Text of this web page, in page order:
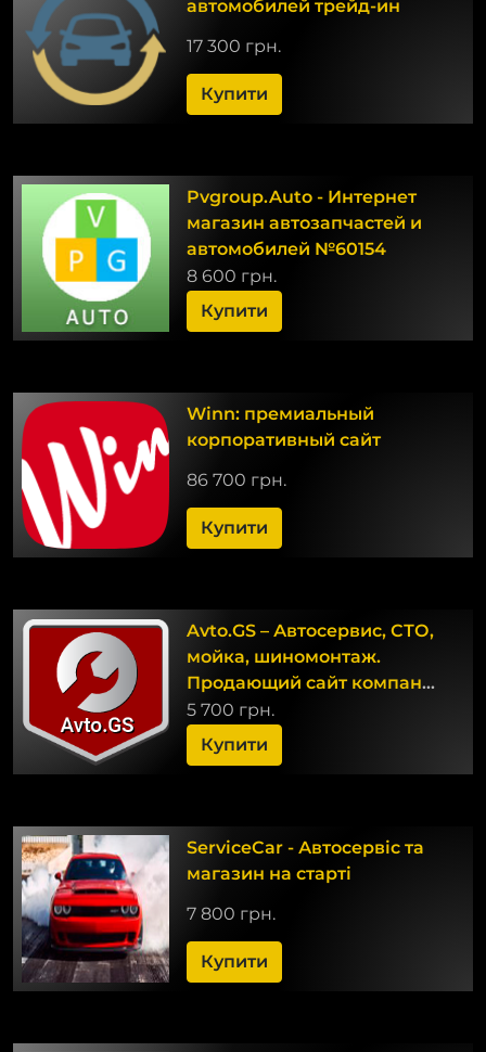
автомобилей трейд-ин
17 300 грн.
Купити
Pvgroup.Auto - Интернет
магазин автозапчастей и
автомобилей №60154
8 600 грн.
Купити
Winn: премиальный
корпоративный сайт
86 700 грн.
Купити
Avto.GS – Автосервис, СТО,
мойка, шиномонтаж.
Продающий сайт компании
с каталогом
5 700 грн.
Купити
ServiceCar - Автосервіс та
магазин на старті
7 800 грн.
Купити